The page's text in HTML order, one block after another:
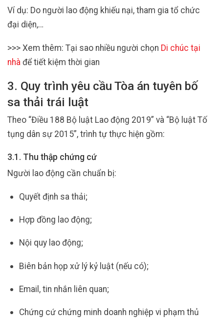
Ví dụ: Do người lao động khiếu nại, tham gia tổ chức
đại diện,…
>>> Xem thêm: Tại sao nhiều người chọn Di chúc tại
nhà để tiết kiệm thời gian
3. Quy trình yêu cầu Tòa án tuyên bố
sa thải trái luật
Theo “Điều 188 Bộ luật Lao động 2019” và “Bộ luật Tố
tụng dân sự 2015”, trình tự thực hiện gồm:
3.1. Thu thập chứng cứ
Người lao động cần chuẩn bị:
Quyết định sa thải;
Hợp đồng lao động;
Nội quy lao động;
Biên bản họp xử lý kỷ luật (nếu có);
Email, tin nhắn liên quan;
Chứng cứ chứng minh doanh nghiệp vi phạm thủ